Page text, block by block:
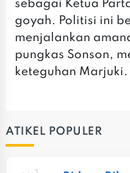
sebagai Ketua
goyah. Politisi ini
menjalankan
pungkas Sonson,
keteguhan
ATIKEL POPULER